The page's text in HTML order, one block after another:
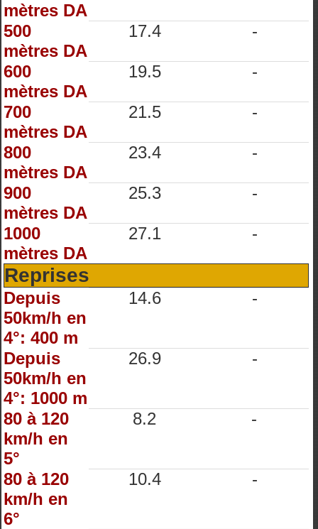
mètres DA
500
mètres DA
17.4 -
600
mètres DA
19.5 -
700
mètres DA
21.5 -
800
mètres DA
23.4 -
900
mètres DA
25.3 -
1000
mètres DA
27.1 -
Reprises
Depuis
50km/h en
4°: 400 m
14.6 -
Depuis
50km/h en
4°: 1000 m
26.9 -
80 à 120
km/h en
5°
8.2 -
80 à 120
km/h en
6°
10.4 -